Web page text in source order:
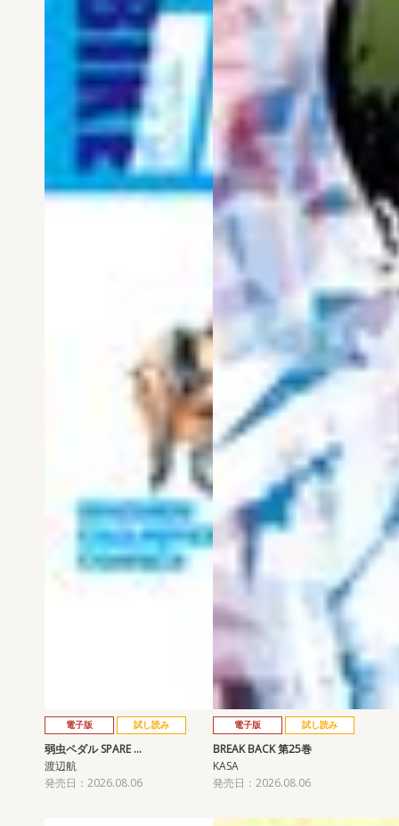
電子版 試し読み
弱虫ペダル SPARE …
渡辺航
発売日：2026.08.06
電子版 試し読み
BREAK BACK 第25巻
KASA
発売日：2026.08.06